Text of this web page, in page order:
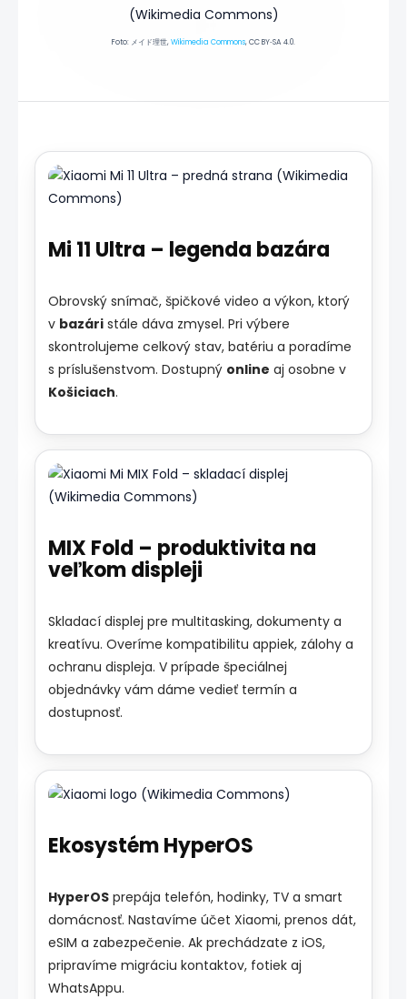
Foto: メイド理世,Wikimedia Commons, CC BY‑SA 4.0.
Mi 11 Ultra – legenda bazára
Obrovský snímač, špičkové video a výkon, ktorý
v bazáristále dáva zmysel. Pri výbere
skontrolujeme celkový stav, batériu a poradíme
s príslušenstvom. Dostupný online aj osobne v
Košiciach.
MIX Fold – produktivita na
veľkom displeji
Skladací displej pre multitasking, dokumenty a
kreatívu. Overíme kompatibilitu appiek, zálohy a
ochranu displeja. V prípade špeciálnej
objednávky vám dáme vedieť termín a
dostupnosť.
Ekosystém HyperOS
HyperOSprepája telefón, hodinky, TV a smart
domácnosť. Nastavíme účet Xiaomi, prenos dát,
eSIM a zabezpečenie. Ak prechádzate z iOS,
pripravíme migráciu kontaktov, fotiek aj
WhatsAppu.